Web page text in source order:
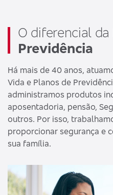
O diferencial da
Previdência
Há mais de 40 anos,
Vida e Planos de
administramos produtos
aposentadoria, pensão,
outros. Por isso,
proporcionar segurança e
sua família.